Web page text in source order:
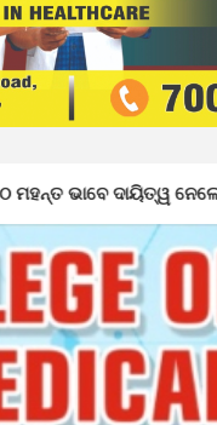
ଗୋପାଳ ଦାସଜୀ ମହାରାଜ